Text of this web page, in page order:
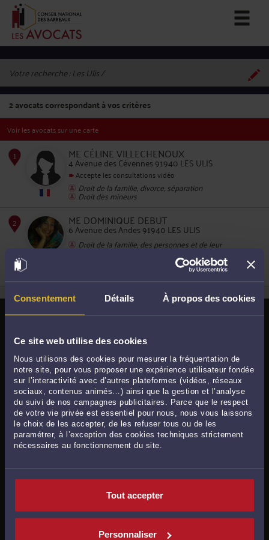
Consentement Détails À propos des cookies
Ce site web utilise des cookies
Nous utilisons des cookies pour mesurer la fréquentation de
notre site, pour vous proposer une expérience utilisateur fondée
sur l’interactivité avec d’autres plateformes (vidéos, réseaux
sociaux, contenus animés…) ainsi que la gestion et l’analyse
du suivi de nos campagnes publicitaires. Parce que le respect
de votre vie privée est essentiel pour nous, nous vous laissons
le choix de les accepter, de les refuser tous ou de les
paramétrer, à l’exception des cookies techniques strictement
nécessaires au fonctionnement du site.
Tout accepter
Personnaliser
Votre recherche :Les Ulis
2avocats correspondant à vos critères
Voir les avocats sur une carte
ME CÉLINE VILLECHENOUX
4 Avenue des Cévennes 91940 LES ULIS
Accepte les consultations vidéo
Droit de la famille, divorce, séparation
Droit des mineurs
2
ME DOMINIQUE DEBUT
6 Avenue des Andes 91940 LES ULIS
Droit de la famille, des personnes et de leur
patrimoine
LES AVOCATS À LES ULIS PAR
DOMAINE DE COMPÉTENCE
Avocats généralistes à Les Ulis
Avocats endroit de la famille, des personnes, et de la
consommationà Les Ulis
Avocats endroit des enfantsà Les Ulis
LES ULIS SE SITUE DANS LE DÉPARTEMENT DE
L'ESSONNE
ACCÉDER À LA LISTE DES AVOCATS DU
DÉPARTEMENT DE L'ESSONNE >